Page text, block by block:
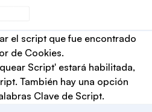
el script que fue encontrado
de Cookies.
Script' estará habilitada,
También hay una opción
Clave de Script.